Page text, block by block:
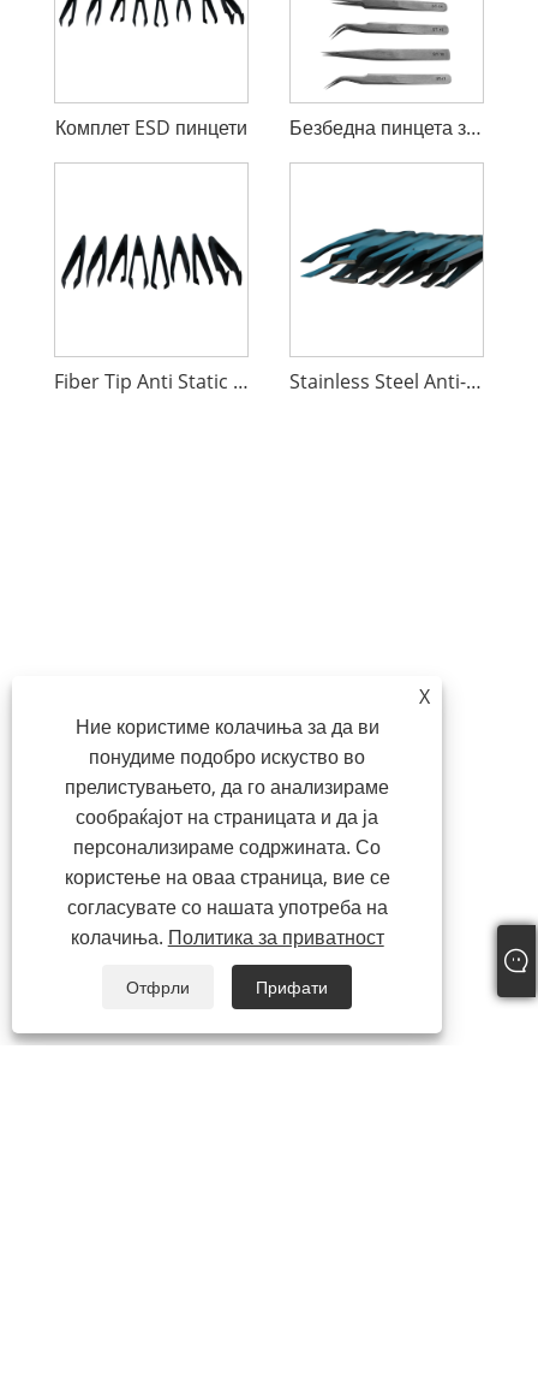
Комплет ESD пинцети Безбедна пинцета за ESD
Fiber Tip Anti Static Tweezers Stainless Steel Anti-Static Tweezers Kit
X
Ние користиме колачиња за да ви
понудиме подобро искуство во
прелистувањето, да го анализираме
сообраќајот на страницата и да ја
персонализираме содржината. Со
користење на оваа страница, вие се
согласувате со нашата употреба на
колачиња. Политика за приватност
Отфрли Прифати